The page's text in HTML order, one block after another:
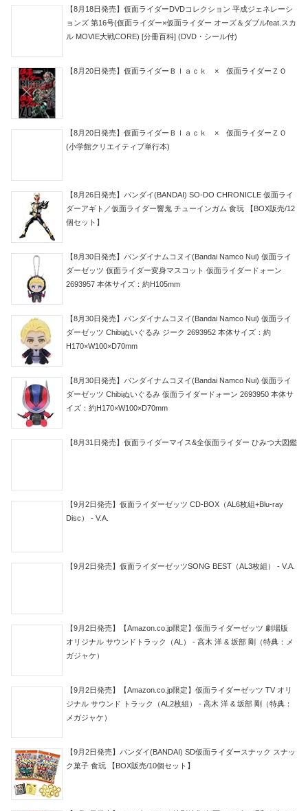
【8月18日発売】仮面ライダーDVDコレクション 平成ジェネレーシ
ョンズ 第16号(仮面ライダー×仮面ライダー オーズ＆ダブルfeat.スカ
ル MOVIE大戦CORE) [分冊百科] (DVD・シール付)
【8月20日発売】仮面ライダーＢｌａｃｋ × 仮面ライダーＺＯ
【8月20日発売】仮面ライダーＢｌａｃｋ × 仮面ライダーＺＯ
(小学館クリエイティブ単行本)
【8月26日発売】バンダイ(BANDAI) SO-DO CHRONICLE 仮面ライ
ダーアギト／仮面ライダー響鬼 チューインガム 食玩 【BOX販売/12
個セット】
【8月30日発売】バンダイナムコヌイ(Bandai Namco Nui) 仮面ライ
ダーゼッツ 仮面ライダー変身マスコット 仮面ライダードォーン
2693957 本体サイズ：約H105mm
【8月30日発売】バンダイナムコヌイ(Bandai Namco Nui) 仮面ライ
ダーゼッツ Chibiぬいぐるみ ジーク 2693952 本体サイズ：約
H170×W100×D70mm
【8月30日発売】バンダイナムコヌイ(Bandai Namco Nui) 仮面ライ
ダーゼッツ Chibiぬいぐるみ 仮面ライダードォーン 2693950 本体サ
イズ：約H170×W100×D70mm
【8月31日発売】仮面ライダーマイス&全仮面ライダー ひみつ大図鑑
【9月2日発売】仮面ライダーゼッツ CD-BOX（AL6枚組+Blu-ray
Disc） - V.A.
【9月2日発売】仮面ライダーゼッツSONG BEST（AL3枚組） - V.A.
【9月2日発売】【Amazon.co.jp限定】仮面ライダーゼッツ 劇場版
オリジナル サウンドトラック（AL） - 高木 洋 & 坂部 剛（特典：メ
ガジャケ）
【9月2日発売】【Amazon.co.jp限定】仮面ライダーゼッツ TV オリ
ジナル サウンド トラック（AL2枚組） - 高木 洋 & 坂部 剛（特典：
メガジャケ）
【9月2日発売】バンダイ(BANDAI) SD仮面ライダースナック スナッ
ク菓子 食玩 【BOX販売/10個セット】